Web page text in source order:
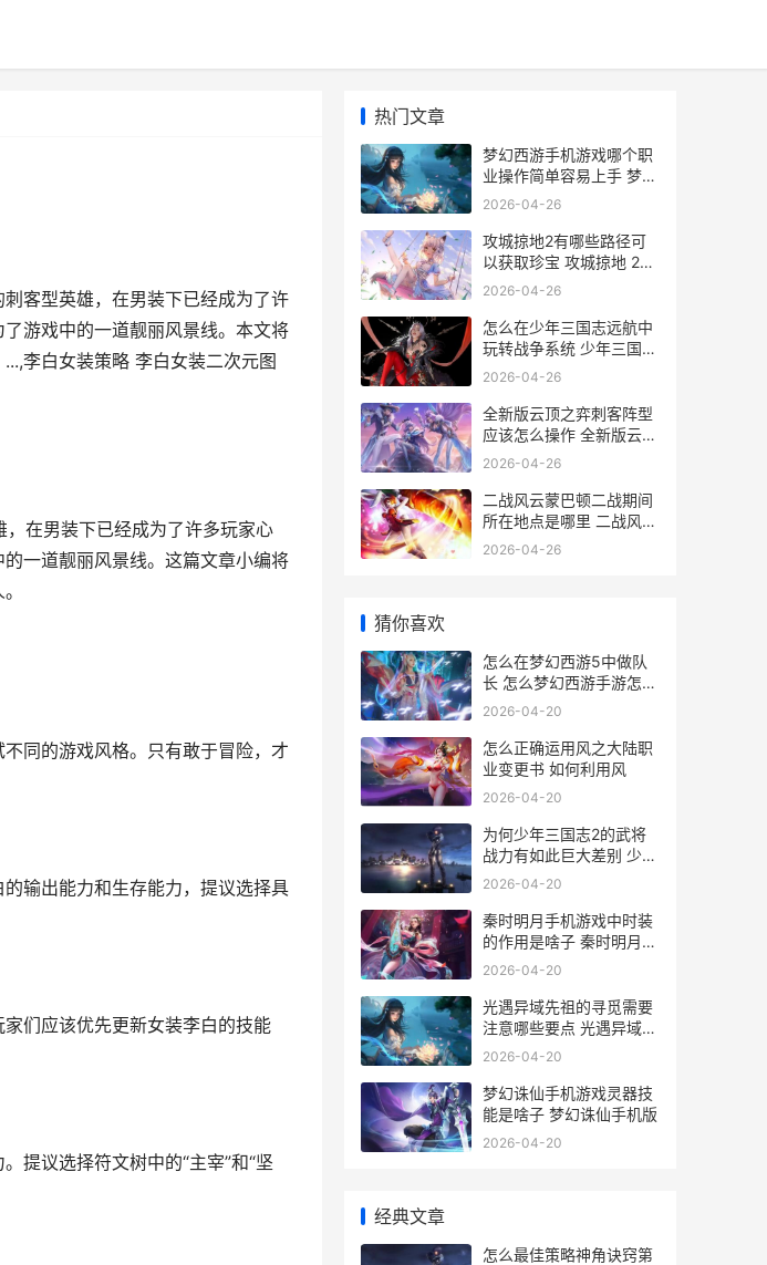
客型英雄，在男装下已经成为了许
游戏中的一道靓丽风景线。本文将
李白女装策略 李白女装二次元图
在男装下已经成为了许多玩家心
一道靓丽风景线。这篇文章小编将
同的游戏风格。只有敢于冒险，才
输出能力和生存能力，提议选择具
们应该优先更新女装李白的技能
提议选择符文树中的“主宰”和“坚
热门文章
梦幻西游手机游戏哪个职
业操作简单容易上手 梦幻
西游手机游苹果
2026-04-26
攻城掠地2有哪些路径可
以获取珍宝 攻城掠地 225
229
2026-04-26
怎么在少年三国志远航中
玩转战争系统 少年三国游
戏
2026-04-26
全新版云顶之弈刺客阵型
应该怎么操作 全新版云顶
之弈阵容推荐
2026-04-26
二战风云蒙巴顿二战期间
所在地点是哪里 二战风云
人物巴顿
2026-04-26
猜你喜欢
怎么在梦幻西游5中做队
长 怎么梦幻西游手游怎么
没角色了
2026-04-20
怎么正确运用风之大陆职
业变更书 如何利用风
2026-04-20
为何少年三国志2的武将
战力有如此巨大差别 少年
三国志越来越没意思了
2026-04-20
秦时明月手机游戏中时装
的作用是啥子 秦时明月手
游下载安卓版下载
2026-04-20
光遇异域先祖的寻觅需要
注意哪些要点 光遇异域先
祖斗篷价格
2026-04-20
梦幻诛仙手机游戏灵器技
能是啥子 梦幻诛仙手机版
2026-04-20
经典文章
怎么最佳策略神角诀窍第